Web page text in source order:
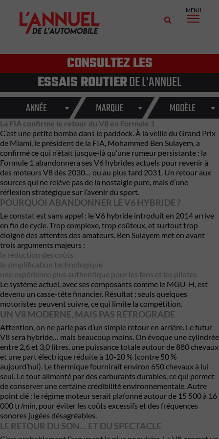
MENU
CONSULTEZ LES
ESSAIS ROUTIERDE L'ANNUEL
ANNÉE MARQUE MODÈLE
La FIA confirme le retour du V8 en Formule 1
C’est une petite bombe dans le paddock. À la veille du Grand Prix
de Miami, le président de la FIA, Mohammed Ben Sulayem, a
confirmé ce qui n’était jusque-là qu’une rumeur persistante : la
Formule 1 abandonnera ses V6 hybrides actuels pour revenir à
des moteurs V8 dès 2030… ou au plus tard 2031. Un retour aux
sources qui ne relève pas de la nostalgie pure, mais d’une
réflexion stratégique sur l’avenir du sport.
POURQUOI ABANDONNER LE V6 HYBRIDE ?
Le constat est sans appel : le V6 hybride introduit en 2014 arrive
en fin de cycle. Trop complexe, trop coûteux, et surtout trop
éloigné des attentes des amateurs. Ben Sulayem met en avant
trois arguments majeurs :
la réduction des coûts
la simplification technologique
une expérience plus authentique pour les fans et les pilotes
Le système actuel, avec ses composants comme le MGU-H, est
devenu un casse-tête financier. Résultat : seuls quelques
motoristes peuvent suivre, ce qui limite la compétition.
UN V8 MODERNE, MAIS PAS RÉTROGRADE
Attention, on ne parle pas d’un simple retour en arrière. Le futur
V8 sera hybride… mais beaucoup moins. On évoque une cylindrée
entre 2,6 et 3,0 litres, une puissance totale autour de 880 chevaux
et une part électrique réduite à 10-20 % (contre 50 %
aujourd’hui). Le thermique fournirait environ 650 chevaux à lui
seul. Le tout alimenté par des carburants durables, ce qui permet
de conserver une certaine crédibilité environnementale. Autre
point clé : le régime moteur serait plafonné autour de 15 500 à 16
000 tr/min, pour éviter les coûts excessifs et des fréquences
sonores jugées désagréables.
LE RETOUR DU SON… ET DU SPECTACLE